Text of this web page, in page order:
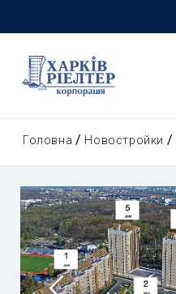
Головна Новостройки